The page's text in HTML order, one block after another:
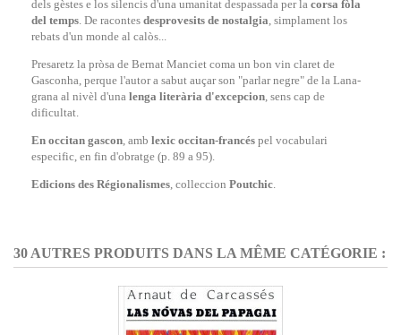
dels gèstes e los silencis d'una umanitat despassada per la corsa fòla
del temps. De racontes desprovesits de nostalgia, simplament los
rebats d'un monde al calòs...
Presaretz la pròsa de Bernat Manciet coma un bon vin claret de
Gasconha, perque l'autor a sabut auçar son "parlar negre" de la Lana-
grana al nivèl d'una lenga literària d'excepcion, sens cap de
dificultat.
En occitan gascon, amb lexic occitan-francés pel vocabulari
especific, en fin d'obratge (p. 89 a 95).
Edicions des Régionalismes, colleccion Poutchic.
30 AUTRES PRODUITS DANS LA MÊME CATÉGORIE :